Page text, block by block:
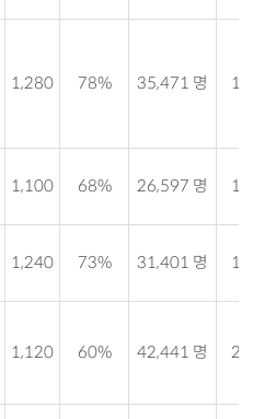
1,280 78% 35,471 명 18
1,100 68% 26,597 명 19
1,240 73% 31,401 명 18
1,120 60% 42,441 명 25